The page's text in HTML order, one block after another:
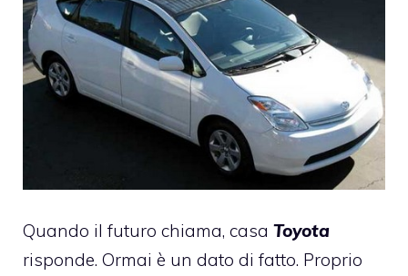
Quando il futuro chiama, casa Toyota
risponde. Ormai è un dato di fatto. Proprio